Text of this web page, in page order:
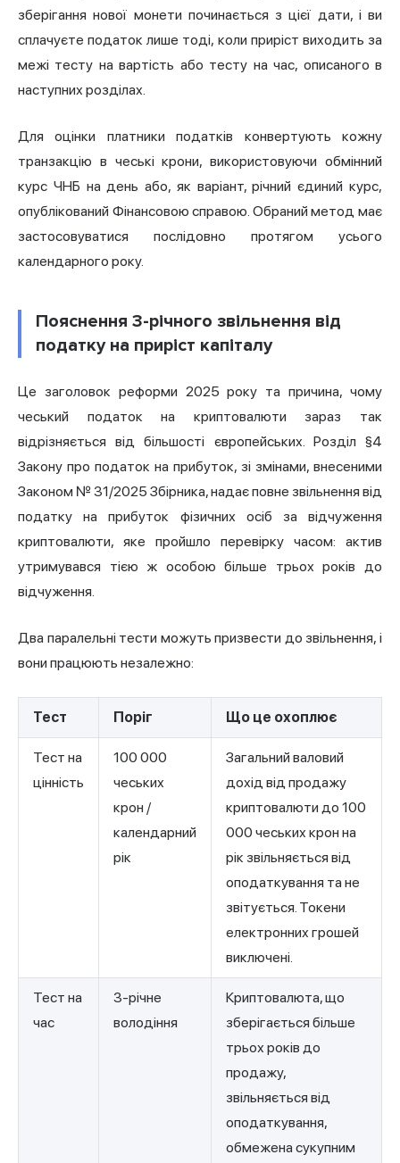
зберігання нової монети починається з цієї дати, і ви
сплачуєте податок лише тоді, коли приріст виходить за
межі тесту на вартість або тесту на час, описаного в
наступних розділах.
Для оцінки платники податків конвертують кожну
транзакцію в чеські крони, використовуючи обмінний
курс ЧНБ на день або, як варіант, річний єдиний курс,
опублікований Фінансовою справою. Обраний метод має
застосовуватися послідовно протягом усього
календарного року.
Пояснення 3-річного звільнення від
податку на приріст капіталу
Це заголовок реформи 2025 року та причина, чому
чеський податок на криптовалюти зараз так
відрізняється від більшості європейських. Розділ §4
Закону про податок на прибуток, зі змінами, внесеними
Законом № 31/2025 Збірника, надає повне звільнення від
податку на прибуток фізичних осіб за відчуження
криптовалюти, яке пройшло перевірку часом: актив
утримувався тією ж особою більше трьох років до
відчуження.
Два паралельні тести можуть призвести до звільнення, і
вони працюють незалежно:
Тест Поріг Що це охоплює
Тест на
цінність
100 000
чеських
крон /
календарний
рік
Загальний валовий
дохід від продажу
криптовалюти до 100
000 чеських крон на
рік звільняється від
оподаткування та не
звітується. Токени
електронних грошей
виключені.
Тест на
час
3-річне
володіння
Криптовалюта, що
зберігається більше
трьох років до
продажу,
звільняється від
оподаткування,
обмежена сукупним